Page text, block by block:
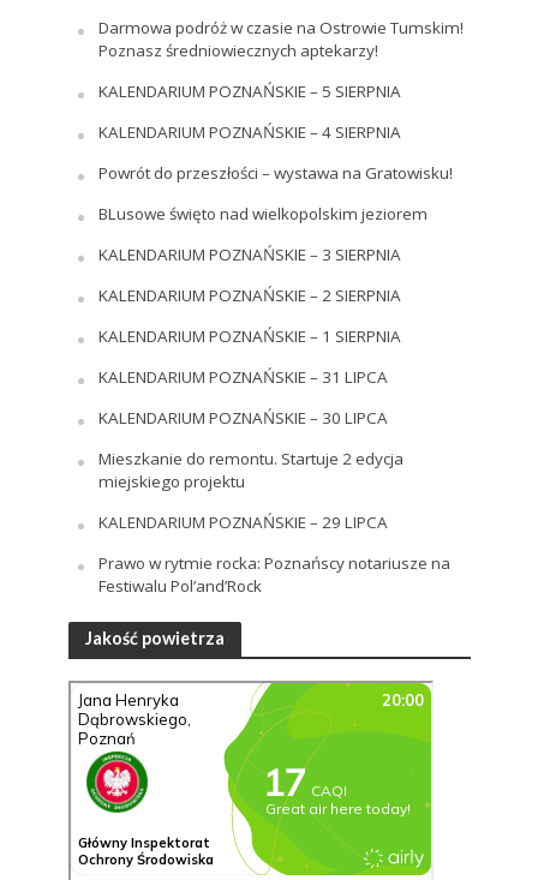
Darmowa podróż w czasie na Ostrowie Tumskim!
Poznasz średniowiecznych aptekarzy!
KALENDARIUM POZNAŃSKIE – 5 SIERPNIA
KALENDARIUM POZNAŃSKIE – 4 SIERPNIA
Powrót do przeszłości – wystawa na Gratowisku!
BLusowe święto nad wielkopolskim jeziorem
KALENDARIUM POZNAŃSKIE – 3 SIERPNIA
KALENDARIUM POZNAŃSKIE – 2 SIERPNIA
KALENDARIUM POZNAŃSKIE – 1 SIERPNIA
KALENDARIUM POZNAŃSKIE – 31 LIPCA
KALENDARIUM POZNAŃSKIE – 30 LIPCA
Mieszkanie do remontu. Startuje 2 edycja
miejskiego projektu
KALENDARIUM POZNAŃSKIE – 29 LIPCA
Prawo w rytmie rocka: Poznańscy notariusze na
Festiwalu Pol’and’Rock
Jakość powietrza